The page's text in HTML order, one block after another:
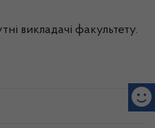
викладачі факультету.